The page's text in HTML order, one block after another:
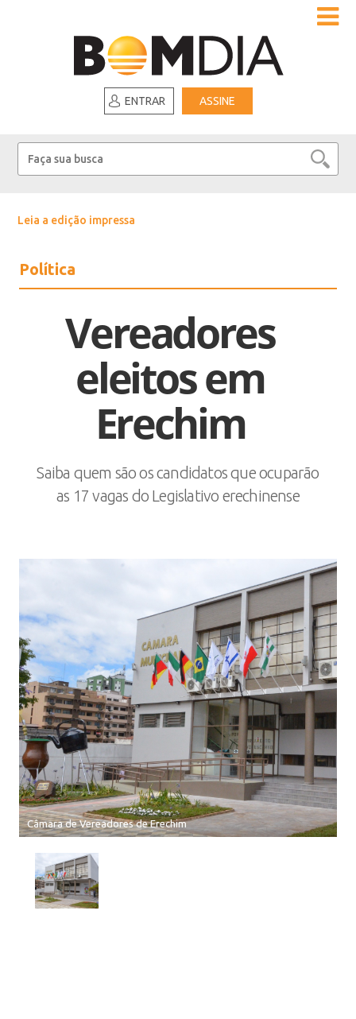
ENTRAR ASSINE
Leia a edição impressa
Política
Vereadores
eleitos em
Erechim
Saiba quem são os candidatos que ocuparão
as 17 vagas do Legislativo erechinense
Câmara de Vereadores de Erechim